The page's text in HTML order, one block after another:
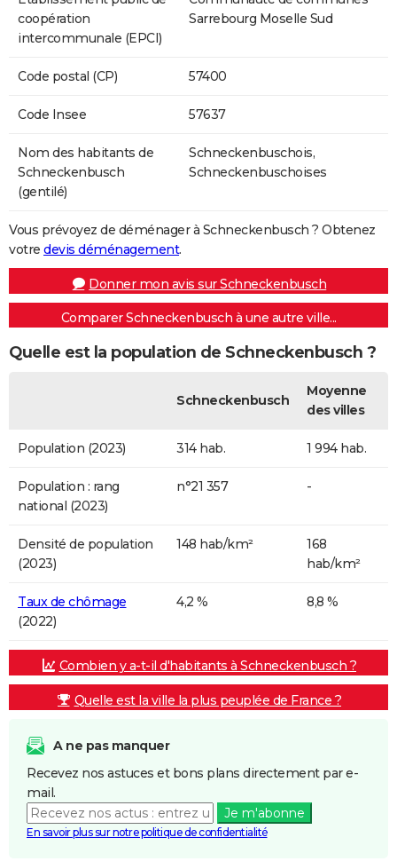
coopération
intercommunale (EPCI)
Sarrebourg Moselle Sud
Code postal (CP) 57400
Code Insee 57637
Nom des habitants de
Schneckenbusch
(gentilé)
Schneckenbuschois,
Schneckenbuschoises
Vous prévoyez de déménager à Schneckenbusch ? Obtenez
votre devis déménagement.
Donner mon avis sur Schneckenbusch
Comparer Schneckenbusch à une autre ville...
Quelle est la population de Schneckenbusch ?
Schneckenbusch
Moyenne
des villes
Population (2023) 314 hab. 1 994 hab.
Population : rang
national (2023)
n°21 357 -
Densité de population
(2023)
148 hab/km²
168
hab/km²
Taux de chômage
(2022)
4,2 % 8,8 %
Combien y a-t-il d'habitants à Schneckenbusch ?
Quelle est la ville la plus peuplée de France ?
A ne pas manquer
Recevez nos astuces et bons plans directement par e-
mail.
Je m'abonne
En savoir plus sur notre politique de confidentialité